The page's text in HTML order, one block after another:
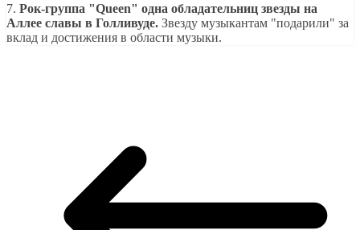
7. Рок-группа "Queen" одна обладательниц звезды на
Аллее славы в Голливуде. Звезду музыкантам "подарили" за
вклад и достижения в области музыки.